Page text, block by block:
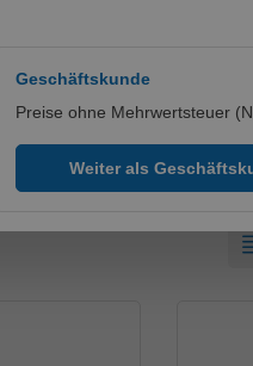
Geschäftskunde
Preise ohne Mehrwertsteuer
Weiter als